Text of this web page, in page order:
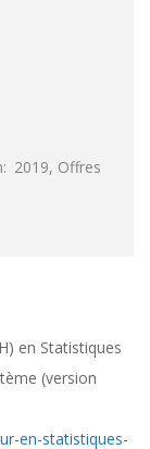
2019, Offres
en Statistiques
(version
en-statistiques-